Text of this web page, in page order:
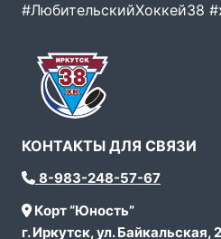
#ЛюбительскийХоккей38
КОНТАКТЫ ДЛЯ СВЯЗИ
8-983-248-57-67
Корт “Юность”
г. Иркутск, ул. Байкальская,